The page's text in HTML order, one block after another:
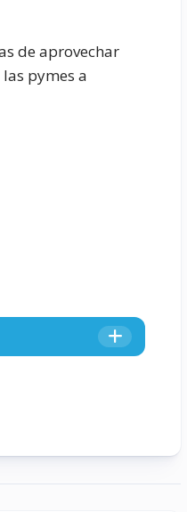
de aprovechar
pymes a